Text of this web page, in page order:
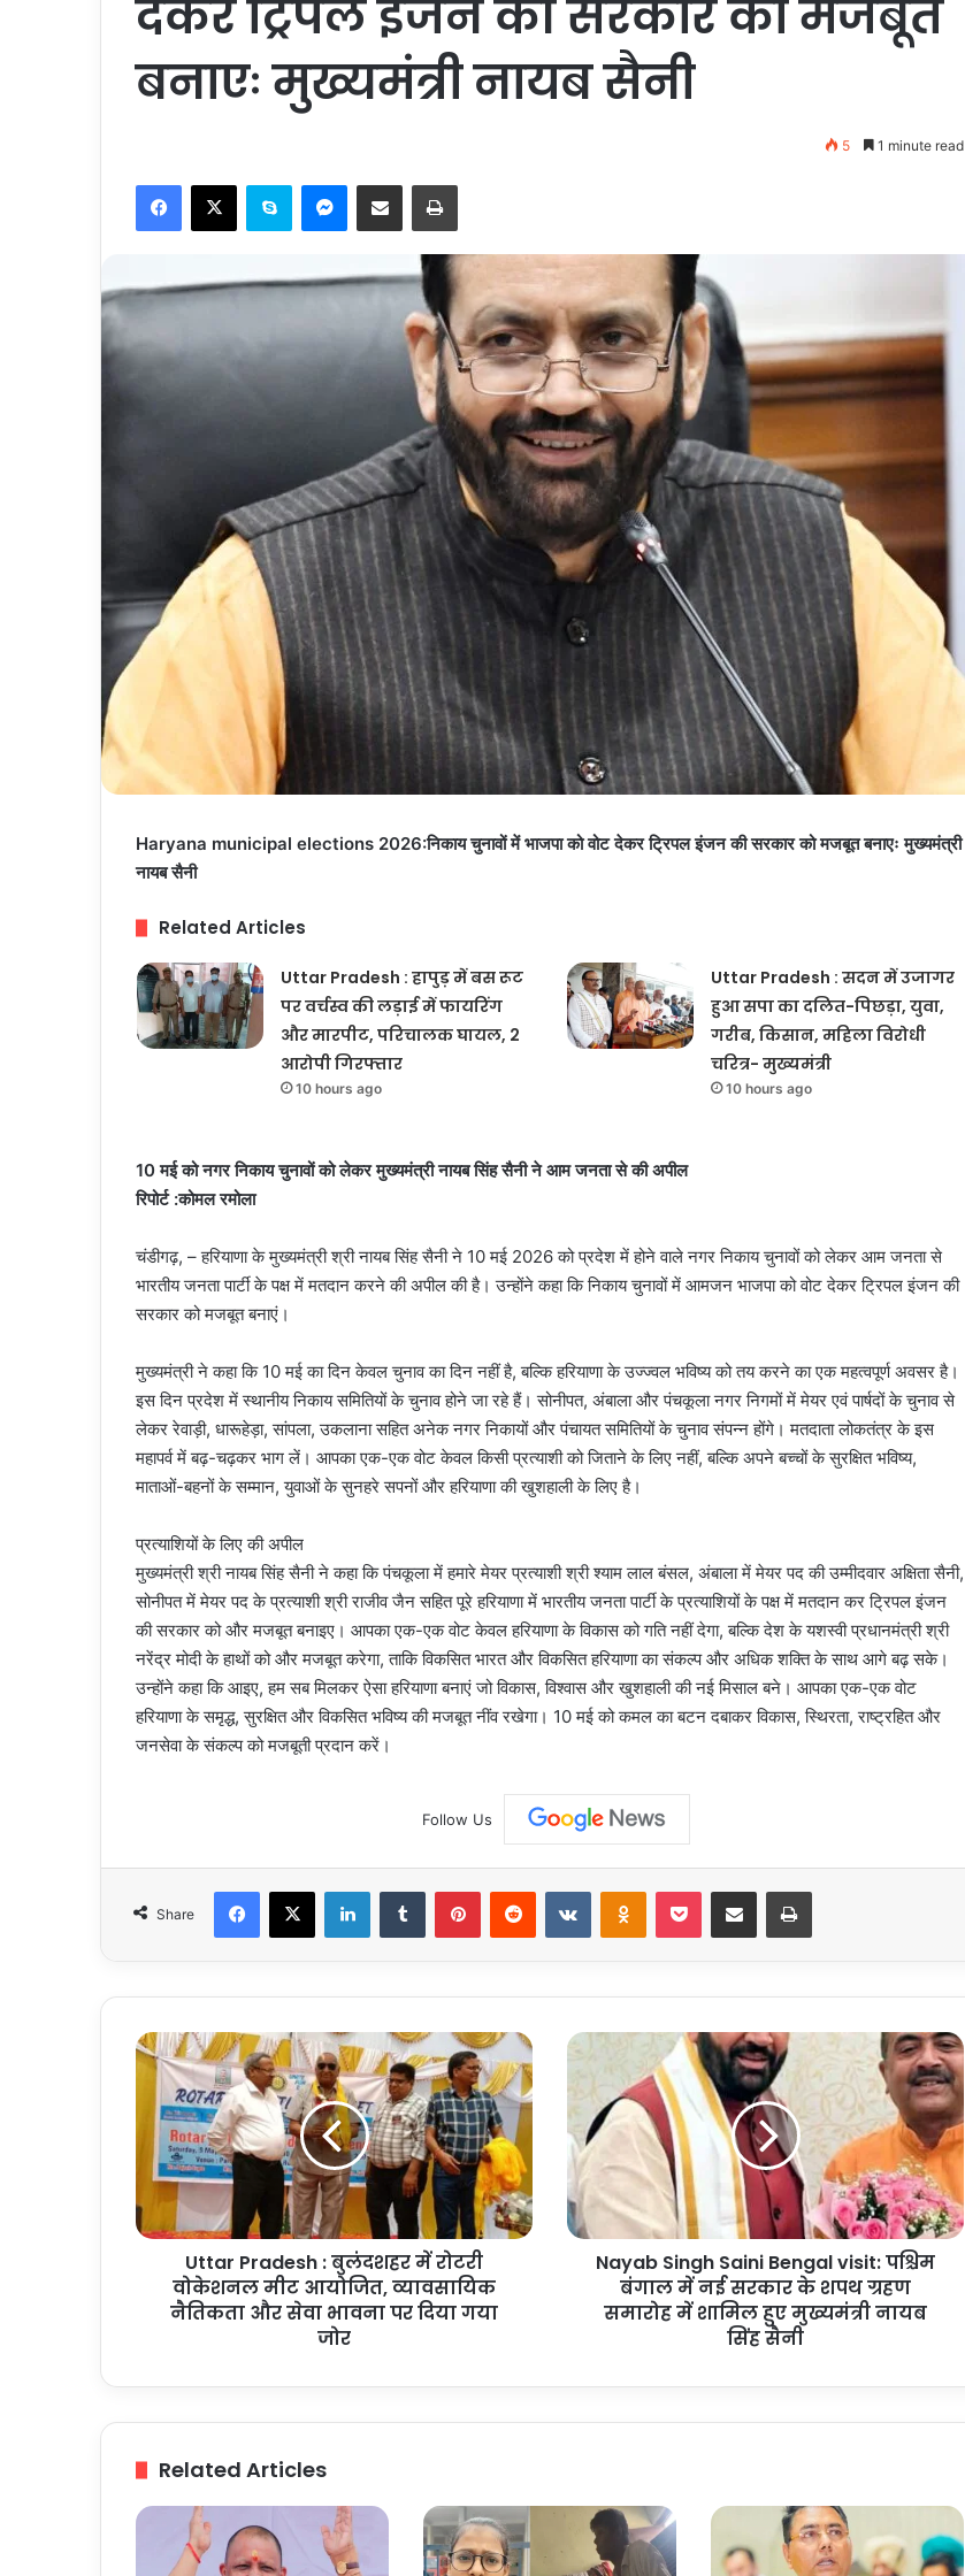
देकर ट्रिपल इंजन की सरकार को मजबूत
बनाएः मुख्यमंत्री नायब सैनी
5 1 minute read
Facebook
X Skype Messenger
Share via Email Print
Haryana municipal elections 2026:निकाय चुनावों में भाजपा को वोट देकर ट्रिपल इंजन की सरकार को मजबूत बनाएः मुख्यमंत्री
नायब सैनी
Related Articles
Uttar Pradesh : हापुड़ में बस रूट
पर वर्चस्व की लड़ाई में फायरिंग
और मारपीट, परिचालक घायल, 2
आरोपी गिरफ्तार
10 hours ago
Uttar Pradesh : सदन में उजागर
हुआ सपा का दलित-पिछड़ा, युवा,
गरीब, किसान, महिला विरोधी
चरित्र- मुख्यमंत्री
10 hours ago
10 मई को नगर निकाय चुनावों को लेकर मुख्यमंत्री नायब सिंह सैनी ने आम जनता से की अपील
रिपोर्ट :कोमल रमोला
चंडीगढ़, – हरियाणा के मुख्यमंत्री श्री नायब सिंह सैनी ने 10 मई 2026 को प्रदेश में होने वाले नगर निकाय चुनावों को लेकर आम जनता से
भारतीय जनता पार्टी के पक्ष में मतदान करने की अपील की है। उन्होंने कहा कि निकाय चुनावों में आमजन भाजपा को वोट देकर ट्रिपल इंजन की
सरकार को मजबूत बनाएं।
मुख्यमंत्री ने कहा कि 10 मई का दिन केवल चुनाव का दिन नहीं है, बल्कि हरियाणा के उज्ज्वल भविष्य को तय करने का एक महत्वपूर्ण अवसर है।
इस दिन प्रदेश में स्थानीय निकाय समितियों के चुनाव होने जा रहे हैं। सोनीपत, अंबाला और पंचकूला नगर निगमों में मेयर एवं पार्षदों के चुनाव से
लेकर रेवाड़ी, धारूहेड़ा, सांपला, उकलाना सहित अनेक नगर निकायों और पंचायत समितियों के चुनाव संपन्न होंगे। मतदाता लोकतंत्र के इस
महापर्व में बढ़-चढ़कर भाग लें। आपका एक-एक वोट केवल किसी प्रत्याशी को जिताने के लिए नहीं, बल्कि अपने बच्चों के सुरक्षित भविष्य,
माताओं-बहनों के सम्मान, युवाओं के सुनहरे सपनों और हरियाणा की खुशहाली के लिए है।
प्रत्याशियों के लिए की अपील
मुख्यमंत्री श्री नायब सिंह सैनी ने कहा कि पंचकूला में हमारे मेयर प्रत्याशी श्री श्याम लाल बंसल, अंबाला में मेयर पद की उम्मीदवार अक्षिता सैनी,
सोनीपत में मेयर पद के प्रत्याशी श्री राजीव जैन सहित पूरे हरियाणा में भारतीय जनता पार्टी के प्रत्याशियों के पक्ष में मतदान कर ट्रिपल इंजन
की सरकार को और मजबूत बनाइए। आपका एक-एक वोट केवल हरियाणा के विकास को गति नहीं देगा, बल्कि देश के यशस्वी प्रधानमंत्री श्री
नरेंद्र मोदी के हाथों को और मजबूत करेगा, ताकि विकसित भारत और विकसित हरियाणा का संकल्प और अधिक शक्ति के साथ आगे बढ़ सके।
उन्होंने कहा कि आइए, हम सब मिलकर ऐसा हरियाणा बनाएं जो विकास, विश्वास और खुशहाली की नई मिसाल बने। आपका एक-एक वोट
हरियाणा के समृद्ध, सुरक्षित और विकसित भविष्य की मजबूत नींव रखेगा। 10 मई को कमल का बटन दबाकर विकास, स्थिरता, राष्ट्रहित और
जनसेवा के संकल्प को मजबूती प्रदान करें।
Follow Us
Share
Facebook
X LinkedInTumblr PinterestReddit VKontakteOdnoklassniki
Pocket Share via Email Print
Uttar
Pradesh
बुलंदशहर
रोटरी
वोकेशनल
मीट
आयोजित,
व्यावसायिक
नैतिकता
गया
Uttar Pradesh : बुलंदशहर में रोटरी
वोकेशनल मीट आयोजित, व्यावसायिक
नैतिकता और सेवा भावना पर दिया गया
जोर
Nayab
Saini
Bengal
visit:
पश्चिम
बंगाल
में
नई
सरकार
हुए
Nayab Singh Saini Bengal visit: पश्चिम
बंगाल में नई सरकार के शपथ ग्रहण
समारोह में शामिल हुए मुख्यमंत्री नायब
सिंह सैनी
Related Articles